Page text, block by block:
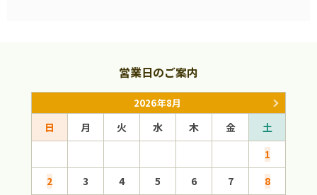
営業日のご案内
2026年8月
日 月 火 水 木 金
土
1
2
3 4 5 6 7
8